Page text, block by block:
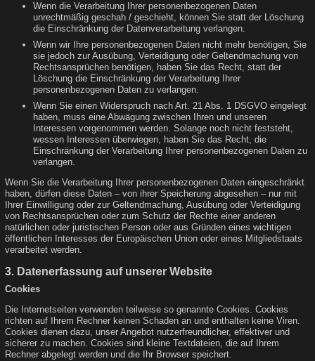
Wenn die Verarbeitung Ihrer personenbezogenen Daten
unrechtmäßig geschah / geschieht, können Sie statt der Löschung
die Einschränkung der Datenverarbeitung verlangen.
Wenn wir Ihre personenbezogenen Daten nicht mehr benötigen, Sie
sie jedoch zur Ausübung, Verteidigung oder Geltendmachung von
Rechtsansprüchen benötigen, haben Sie das Recht, statt der
Löschung die Einschränkung der Verarbeitung Ihrer
personenbezogenen Daten zu verlangen.
Wenn Sie einen Widerspruch nach Art. 21 Abs. 1 DSGVO eingelegt
haben, muss eine Abwägung zwischen Ihren und unseren
Interessen vorgenommen werden. Solange noch nicht feststeht,
wessen Interessen überwiegen, haben Sie das Recht, die
Einschränkung der Verarbeitung Ihrer personenbezogenen Daten zu
verlangen.
Wenn Sie die Verarbeitung Ihrer personenbezogenen Daten eingeschränkt
haben, dürfen diese Daten – von ihrer Speicherung abgesehen – nur mit
Ihrer Einwilligung oder zur Geltendmachung, Ausübung oder Verteidigung
von Rechtsansprüchen oder zum Schutz der Rechte einer anderen
natürlichen oder juristischen Person oder aus Gründen eines wichtigen
öffentlichen Interesses der Europäischen Union oder eines Mitgliedstaats
verarbeitet werden.
3. Datenerfassung auf unserer Website
Cookies
Die Internetseiten verwenden teilweise so genannte Cookies. Cookies
richten auf Ihrem Rechner keinen Schaden an und enthalten keine Viren.
Cookies dienen dazu, unser Angebot nutzerfreundlicher, effektiver und
sicherer zu machen. Cookies sind kleine Textdateien, die auf Ihrem
Rechner abgelegt werden und die Ihr Browser speichert.